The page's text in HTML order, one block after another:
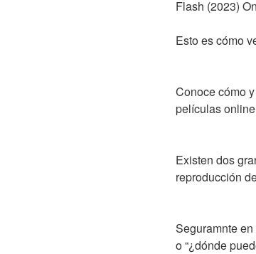
Flash (2023)
Esto es cómo
Conoce cómo
películas
Existen dos
reproducción
Seguramnte
o “¿dónde